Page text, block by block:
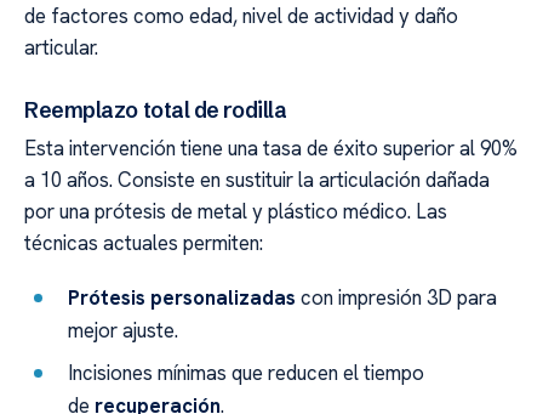
de factores como edad, nivel de actividad y daño
articular.
Reemplazo total de rodilla
Esta intervención tiene una tasa de éxito superior al 90%
a 10 años. Consiste en sustituir la articulación dañada
por una prótesis de metal y plástico médico. Las
técnicas actuales permiten:
Prótesis personalizadas con impresión 3D para
mejor ajuste.
Incisiones mínimas que reducen el tiempo
de recuperación.